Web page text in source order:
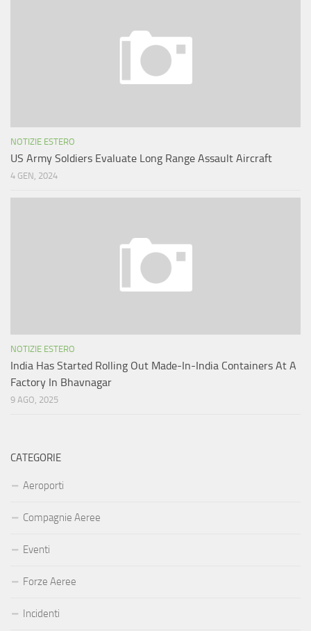
NOTIZIE ESTERO
US Army Soldiers Evaluate Long Range Assault Aircraft
4 GEN, 2024
NOTIZIE ESTERO
India Has Started Rolling Out Made-In-India Containers At A
Factory In Bhavnagar
9 AGO, 2025
CATEGORIE
Aeroporti
Compagnie Aeree
Eventi
Forze Aeree
Incidenti